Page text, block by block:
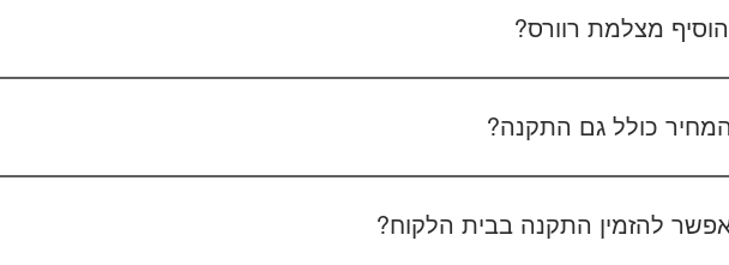
מצלמת רוורס?
כולל גם התקנה?
להזמין התקנה בבית הלקוח?